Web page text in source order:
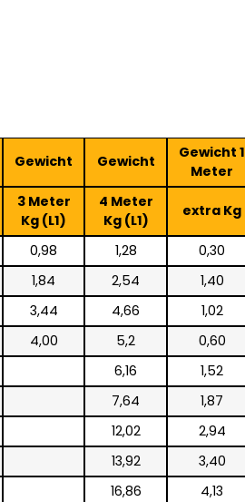
Gewicht Gewicht
Gewicht 1
Meter
3 Meter
Kg (L1)
4 Meter
Kg (L1)
extra Kg
0,98 1,28
0,30
1,84 2,54
1,40
3,44 4,66
1,02
4,00 5,2
0,60
6,16
1,52
7,64
1,87
12,02
2,94
13,92
3,40
16,86
4,13